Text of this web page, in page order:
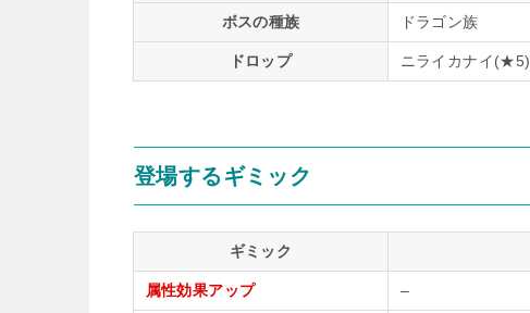
ボスの種族 ドラゴン族
ドロップ ニライカナイ(★5)
登場するギミック
ギミック
属性効果アップ –